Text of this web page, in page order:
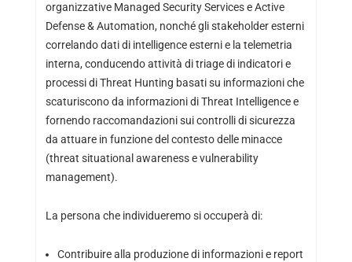
organizzative Managed Security Services e Active
Defense & Automation, nonché gli stakeholder esterni
correlando dati di intelligence esterni e la telemetria
interna, conducendo attività di triage di indicatori e
processi di Threat Hunting basati su informazioni che
scaturiscono da informazioni di Threat Intelligence e
fornendo raccomandazioni sui controlli di sicurezza
da attuare in funzione del contesto delle minacce
(threat situational awareness e vulnerability
management).
La persona che individueremo si occuperà di:
Contribuire alla produzione di informazioni e report